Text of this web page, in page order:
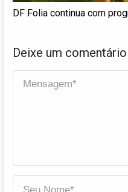
DF Folia continua com
Deixe um comentário